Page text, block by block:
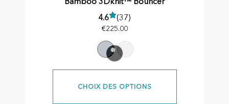
4.6
(37)
€225.00
CHOIX DES OPTIONS